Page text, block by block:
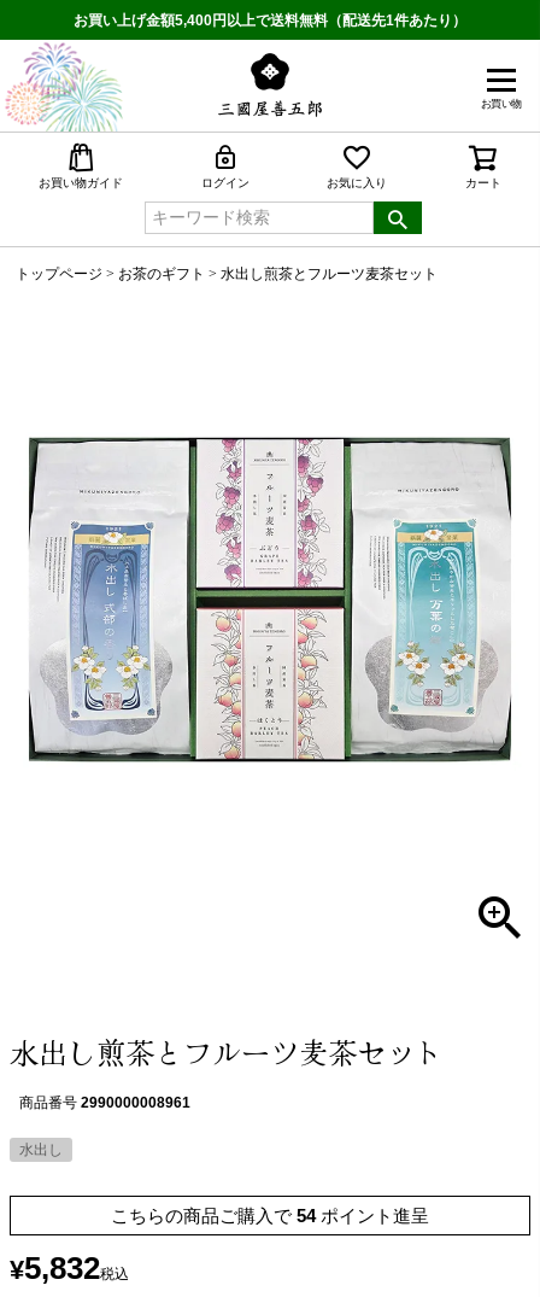
お買い上げ金額5,400円以上で送料無料（配送先1件あたり）
お買い物
お買い物ガイド ログイン お気に入り カート
トップページ お茶のギフト 水出し煎茶とフルーツ麦茶セット
水出し煎茶とフルーツ麦茶セット
商品番号 2990000008961
水出し
こちらの商品ご購入で 54 ポイント進呈
¥5,832税込